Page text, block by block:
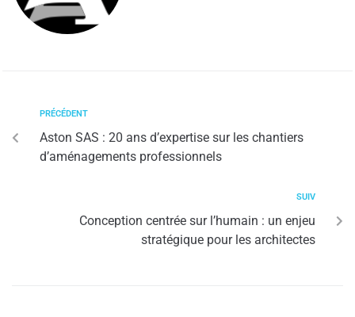
PRÉCÉDENT
Aston SAS : 20 ans d’expertise sur les chantiers
d’aménagements professionnels
SUIV
Conception centrée sur l’humain : un enjeu
stratégique pour les architectes